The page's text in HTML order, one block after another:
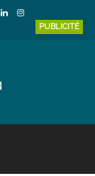
PUBLICITÉ